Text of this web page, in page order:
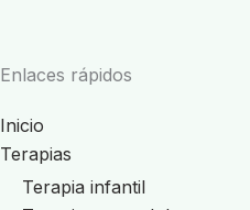
Enlaces rápidos
Inicio
Terapias
Terapia infantil